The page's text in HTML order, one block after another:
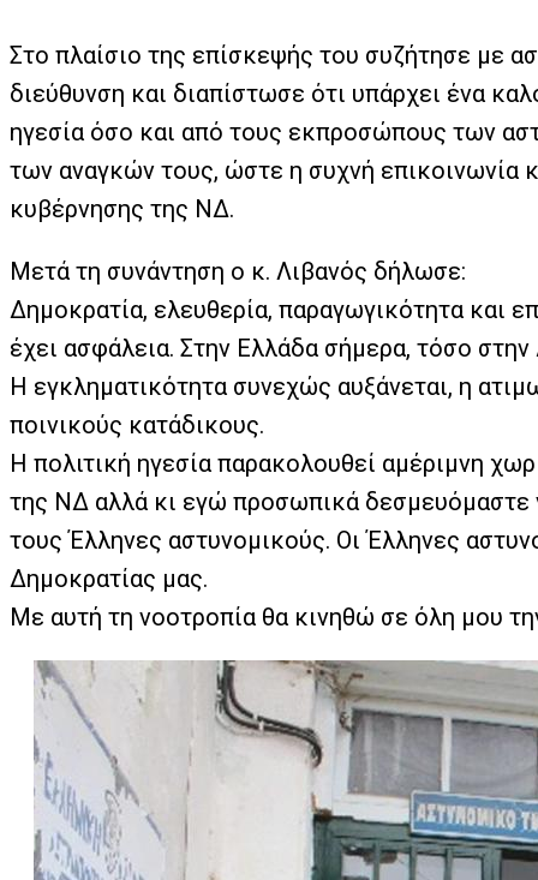
Στο πλαίσιο της επίσκεψής του συζήτησε με
διεύθυνση και διαπίστωσε ότι υπάρχει ένα
ηγεσία όσο και από τους εκπροσώπους των
των αναγκών τους, ώστε η συχνή επικοινωνία
κυβέρνησης της ΝΔ.
Μετά τη συνάντηση ο κ. Λιβανός δήλωσε:
Δημοκρατία, ελευθερία, παραγωγικότητα και
έχει ασφάλεια. Στην Ελλάδα σήμερα, τόσο
Η εγκληματικότητα συνεχώς αυξάνεται, η
ποινικούς κατάδικους.
Η πολιτική ηγεσία παρακολουθεί αμέριμνη
της ΝΔ αλλά κι εγώ προσωπικά δεσμευόμαστε
τους Έλληνες αστυνομικούς. Οι Έλληνες
Δημοκρατίας μας.
Με αυτή τη νοοτροπία θα κινηθώ σε όλη μου